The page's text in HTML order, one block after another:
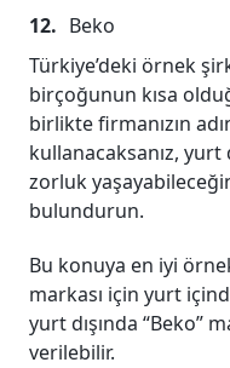
Beko
Türkiye’deki örnek
birçoğunun kısa
birlikte firmanızın
kullanacaksanız, yurt
zorluk
bulundurun.
Bu konuya en iyi
markası için yurt
yurt dışında “Beko”
verilebilir.